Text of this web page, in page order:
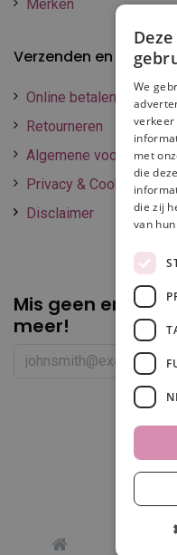
Merken
Verzenden en betalen
Online betalen
Retourneren
Algemene voorwaarden
Privacy & Cookie policy
Disclaimer
Mis geen enkele
meer!
We
verkeer
met
die
die zij
van